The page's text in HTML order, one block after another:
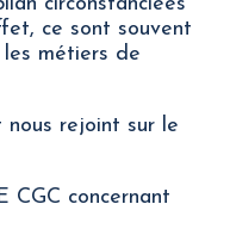
circonstanciées
ce sont souvent
métiers de
rejoint sur le
CGC concernant